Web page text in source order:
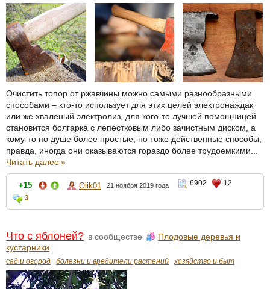
Очистить топор от ржавчины можно самыми разнообразными
способами – кто-то использует для этих целей электронаждак
или же хваленый электролиз, для кого-то лучшей помощницей
становится болгарка с лепестковым либо зачистным диском, а
кому-то по душе более простые, но тоже действенные способы,
правда, иногда они оказываются гораздо более трудоемкими...
Читать далее»
+15 Olik01 21 ноября 2019 года 6902
12
3
Что с яблоней? в сообществе
Плодовые деревья и
кустарники
сад и огород болезни и вредители растений хозяйство и быт